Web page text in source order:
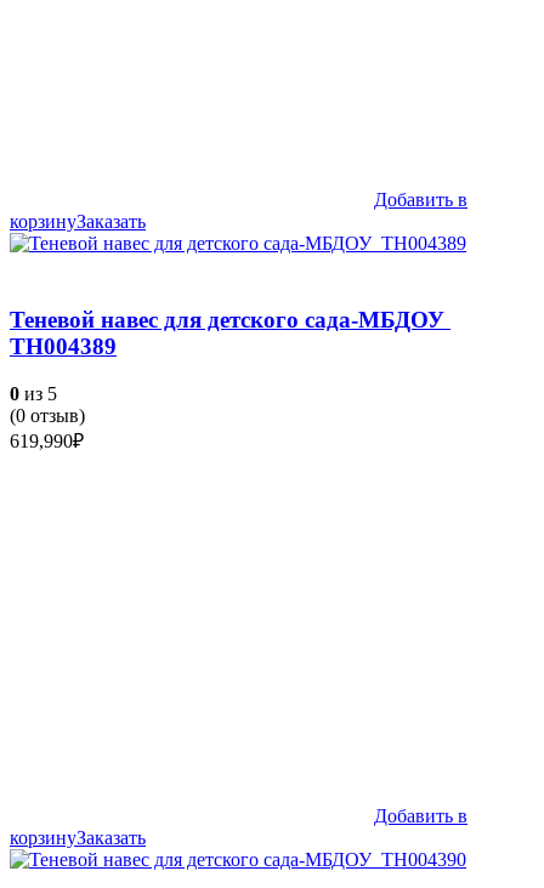
Добавить в
корзинуЗаказать
Теневой навес для детского сада-МБДОУ
ТН004389
0 из 5
(0 отзыв)
619,990₽
Добавить в
корзинуЗаказать